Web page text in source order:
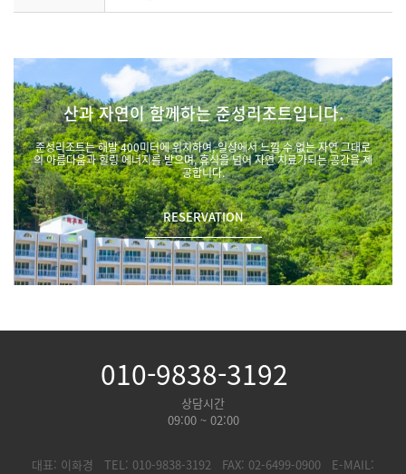
산과 자연이 함께하는 준성리조트입니다.
준성리조트는 해발 400미터에 위치하여, 일상에서 느낄 수 없는 자연 그대로
의 아름다움과 힐링 에너지를 받으며, 휴식을 넘어 자연 치료가되는 공간을 제
공합니다.
RESERVATION
010-9838-3192
상담시간
09:00 ~ 02:00
대표: 이화경 TEL: 010-9838-3192 FAX: 02-6499-0900
E-MAIL: